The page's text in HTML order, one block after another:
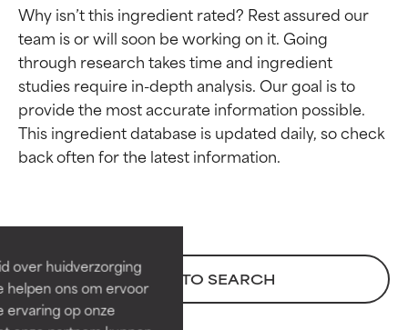
over huidverzorging
helpen ons om ervoor
ervaring op onze
Why isn’t this ingredient rated? Rest assured our
team is or will soon be working on it. Going
through research takes time and ingredient
studies require in-depth analysis. Our goal is to
provide the most accurate information possible.
This ingredient database is updated daily, so check
BACK TO SEARCH
Beoordelingen van
Bewezen en ondersteund door
onafhankelijk onderzoek.
Uitstekend actief ingrediënt
voor de meeste huidtypen of
Beoordelingen van
Bewezen en ondersteund door
onafhankelijk onderzoek.
Uitstekend actief ingrediënt
voor de meeste huidtypen of